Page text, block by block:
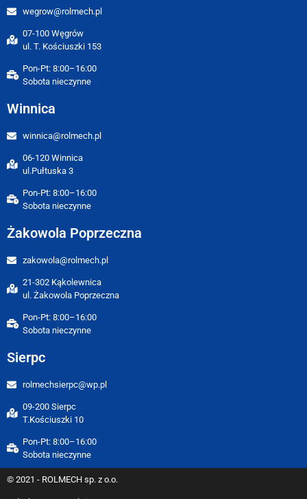
wegrow@rolmech.pl
07-100 Węgrów
ul. T. Kościuszki 153
Pon-Pt: 8:00–16:00
Sobota nieczynne
Winnica
winnica@rolmech.pl
06-120 Winnica
ul.Pułtuska 3
Pon-Pt: 8:00–16:00
Sobota nieczynne
Żakowola Poprzeczna
zakowola@rolmech.pl
21-302 Kąkolewnica
ul. Żakowola Poprzeczna
Pon-Pt: 8:00–16:00
Sobota nieczynne
Sierpc
rolmechsierpc@wp.pl
09-200 Sierpc
T.Kościuszki 10
Pon-Pt: 8:00–16:00
Sobota nieczynne
© 2021 - ROLMECH sp. z o.o.